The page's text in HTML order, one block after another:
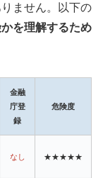
ません。以下の
を理解するため
金融
庁登
録
危険度
なし ★★★★★